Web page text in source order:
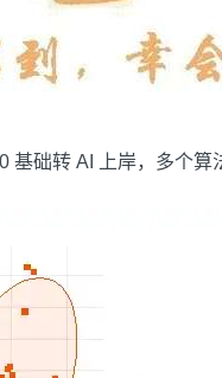
基础转 AI 上岸，多个